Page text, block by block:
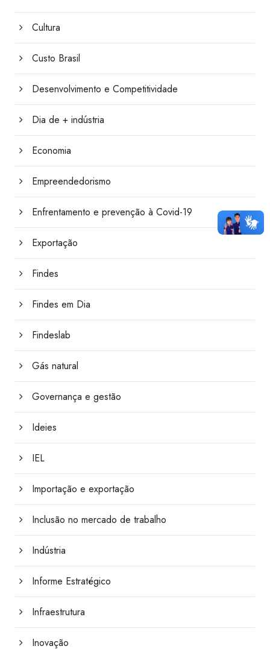
Cultura
Custo Brasil
Desenvolvimento e Competitividade
Dia de + indústria
Economia
Empreendedorismo
Enfrentamento e prevenção à Covid-19
Exportação
Findes
Findes em Dia
Findeslab
Gás natural
Governança e gestão
Ideies
IEL
Importação e exportação
Inclusão no mercado de trabalho
Indústria
Informe Estratégico
Infraestrutura
Inovação